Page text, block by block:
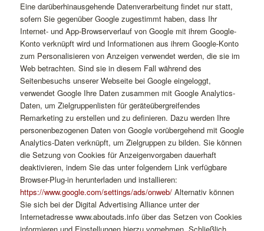
Eine darüberhinausgehende Datenverarbeitung findet nur statt,
sofern Sie gegenüber Google zugestimmt haben, dass Ihr
Internet- und App-Browserverlauf von Google mit ihrem Google-
Konto verknüpft wird und Informationen aus ihrem Google-Konto
zum Personalisieren von Anzeigen verwendet werden, die sie im
Web betrachten. Sind sie in diesem Fall während des
Seitenbesuchs unserer Webseite bei Google eingeloggt,
verwendet Google Ihre Daten zusammen mit Google Analytics-
Daten, um Zielgruppenlisten für geräteübergreifendes
Remarketing zu erstellen und zu definieren. Dazu werden Ihre
personenbezogenen Daten von Google vorübergehend mit Google
Analytics-Daten verknüpft, um Zielgruppen zu bilden. Sie können
die Setzung von Cookies für Anzeigenvorgaben dauerhaft
deaktivieren, indem Sie das unter folgendem Link verfügbare
Browser-Plug-in herunterladen und installieren:
https://www.google.com/settings/ads/onweb/Alternativ können
Sie sich bei der Digital Advertising Alliance unter der
Internetadresse www.aboutads.info über das Setzen von Cookies